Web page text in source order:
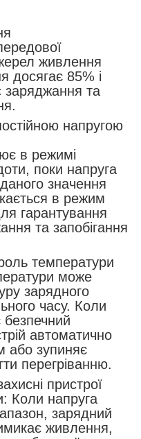
живлення
досягає 85% і
заряджання та
напругою
в режимі
поки напруга
значення
в режим
гарантування
та запобігання
температури
може
зарядного
часу. Коли
автоматично
або зупиняє
перегріванню.
пристрої
Коли напруга
зарядний
живлення,